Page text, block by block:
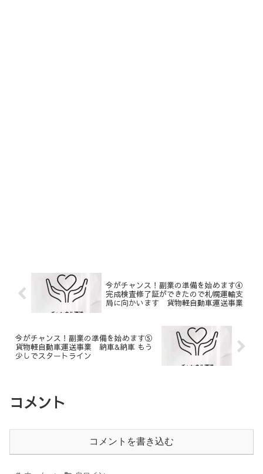
今がチャンス！副業の準備を始めます④
完成検査修了証ができたので札幌運輸支
局に向かいます 貨物軽自動車運送事業
今がチャンス！副業の準備を始めます⑤
貨物軽自動車運送事業 納車&納車 もう
少しでスタートライン
コメント
コメントを書き込む